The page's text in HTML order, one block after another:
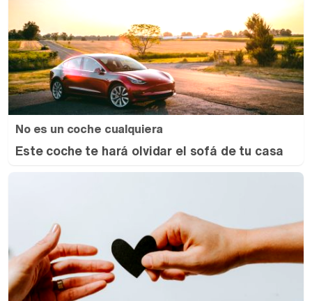
No es un coche cualquiera
Este coche te hará olvidar el sofá de tu casa